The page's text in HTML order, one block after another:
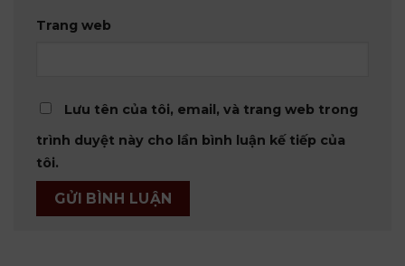
Trang web
Lưu tên của tôi, email, và trang web trong
trình duyệt này cho lần bình luận kế tiếp của
tôi.